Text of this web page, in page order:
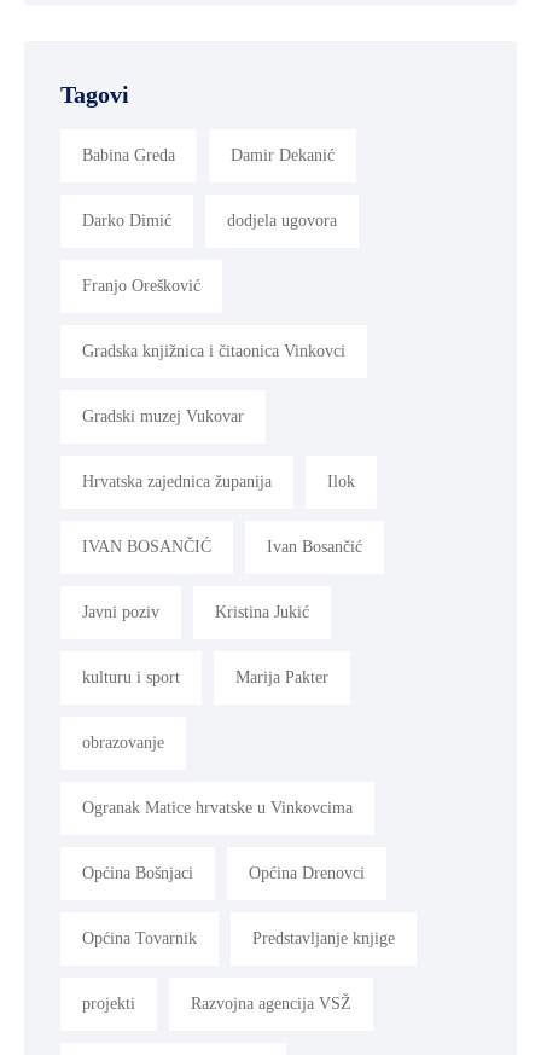
Tagovi
Babina Greda Damir Dekanić
Darko Dimić dodjela ugovora
Franjo Orešković
Gradska knjižnica i čitaonica Vinkovci
Gradski muzej Vukovar
Hrvatska zajednica županija Ilok
IVAN BOSANČIĆ Ivan Bosančić
Javni poziv Kristina Jukić
kulturu i sport Marija Pakter
obrazovanje
Ogranak Matice hrvatske u Vinkovcima
Općina Bošnjaci Općina Drenovci
Općina Tovarnik Predstavljanje knjige
projekti Razvojna agencija VSŽ